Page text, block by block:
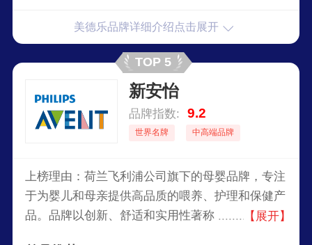
供安全、舒适的喂养体验。Medela以创新和科学
研究为基础，提供专业的母婴护理产品，在全球市
场享有良好的声誉。
美德乐品牌详细介绍点击展开
TOP 5
新安怡
品牌指数: 9.2
世界名牌 中高端品牌
上榜理由：荷兰飞利浦公司旗下的母婴品牌，专注
于为婴儿和母亲提供高品质的喂养、护理和保健产
品。品牌以创新、舒适和实用性著称，产品线包括
【展开】